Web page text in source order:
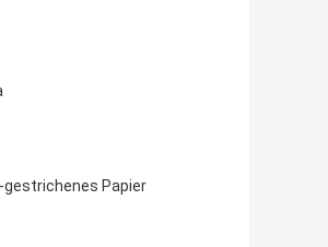
gestrichenes Papier